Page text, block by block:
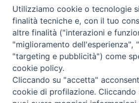
Complesso, Problematico
Tematica: Amore-Sentimenti,
Utilizziamo cookie o tecnologie
finalità tecniche e, con il tuo
altre finalità ("interazioni e
"miglioramento dell'esperienza",
"targeting e pubblicità") come
cookie policy.
Cliccando su "accetta"
cookie di profilazione. Cliccando